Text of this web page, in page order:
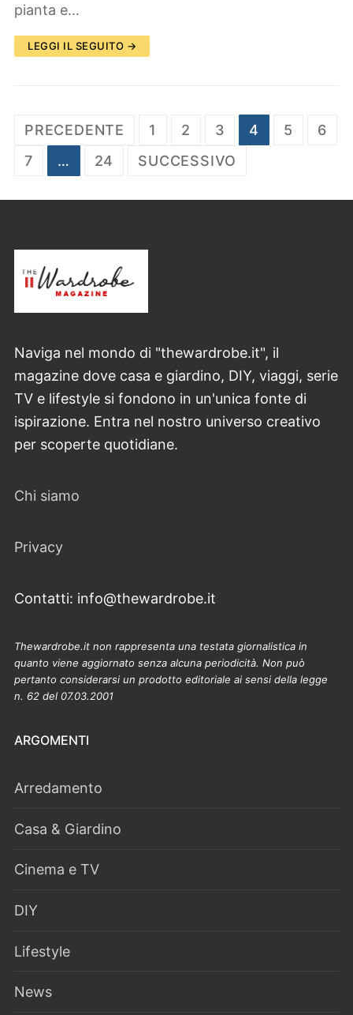
pianta e…
LEGGI IL SEGUITO →
Paginazione
degli
PRECEDENTE 1 2 3 4 5
6
7
… 24 SUCCESSIVO
Naviga nel mondo di "thewardrobe.it", il
magazine dove casa e giardino, DIY, viaggi, serie
TV e lifestyle si fondono in un'unica fonte di
ispirazione. Entra nel nostro universo creativo
per scoperte quotidiane.
Chi siamo
Privacy
Contatti: info@thewardrobe.it
Thewardrobe.it non rappresenta una testata giornalistica in
quanto viene aggiornato senza alcuna periodicità. Non può
pertanto considerarsi un prodotto editoriale ai sensi della legge
n. 62 del 07.03.2001
ARGOMENTI
Arredamento
Casa & Giardino
Cinema e TV
DIY
Lifestyle
News